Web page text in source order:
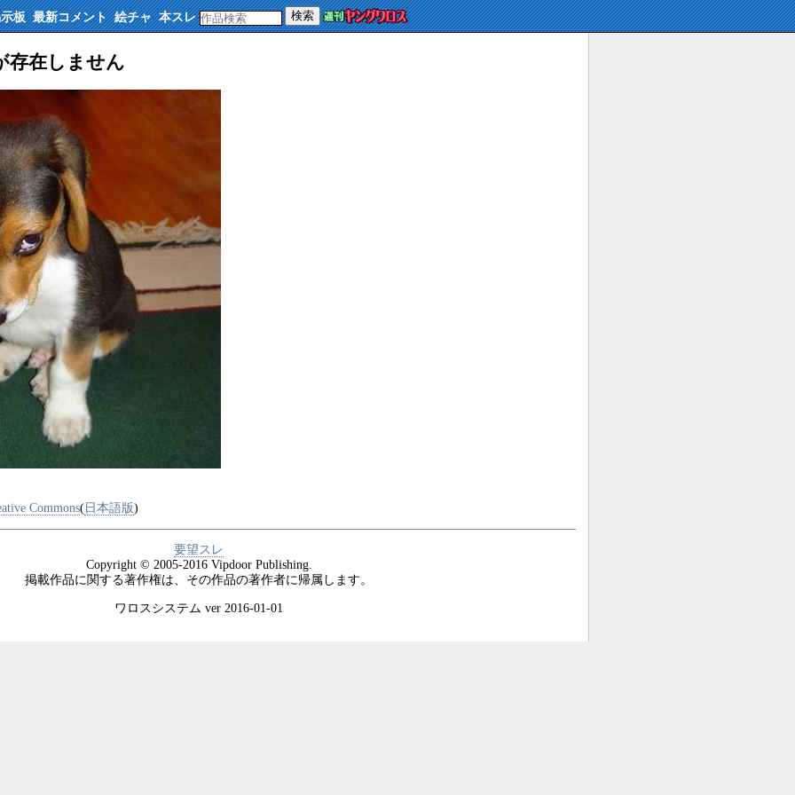
板 最新コメント 絵チャ 本スレ 検索
存在しません
Commons( 日本語版)
要望スレ
Copyright © 2005-2016 Vipdoor Publishing.
掲載作品に関する著作権は、その作品の著作者に帰属します。
ワロスシステム ver 2016-01-01